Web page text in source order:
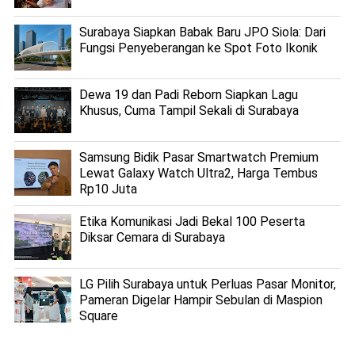
Surabaya Siapkan Babak Baru JPO Siola: Dari
Fungsi Penyeberangan ke Spot Foto Ikonik
Dewa 19 dan Padi Reborn Siapkan Lagu
Khusus, Cuma Tampil Sekali di Surabaya
Samsung Bidik Pasar Smartwatch Premium
Lewat Galaxy Watch Ultra2, Harga Tembus
Rp10 Juta
Etika Komunikasi Jadi Bekal 100 Peserta
Diksar Cemara di Surabaya
LG Pilih Surabaya untuk Perluas Pasar Monitor,
Pameran Digelar Hampir Sebulan di Maspion
Square